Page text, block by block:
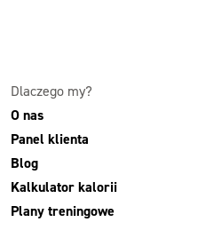
Dlaczego my?
O nas
Panel klienta
Blog
Kalkulator kalorii
Plany treningowe